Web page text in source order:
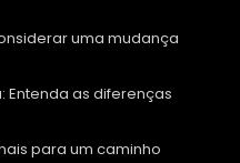
uma mudança
Entenda as diferenças
para um caminho